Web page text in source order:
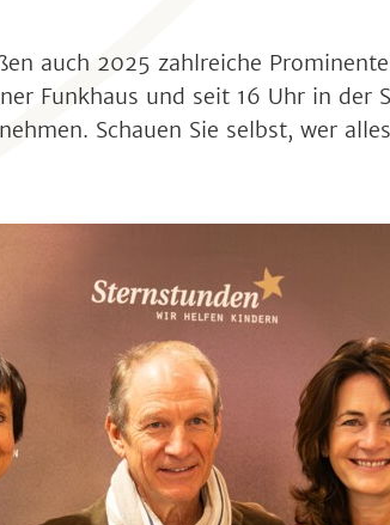
auch 2025 zahlreiche
Funkhaus und seit 16 Uhr in der
Schauen Sie selbst, wer